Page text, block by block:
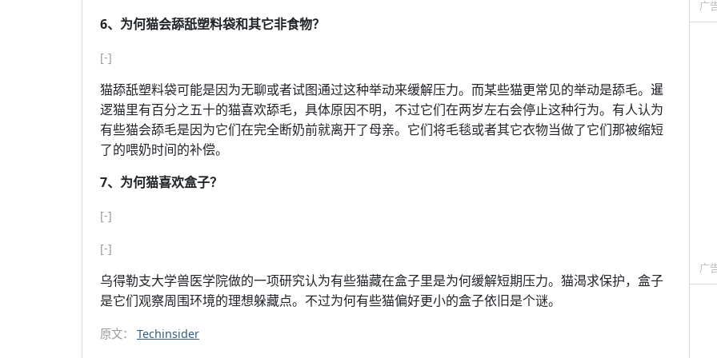
6、为何猫会舔舐塑料袋和其它非食物？
[-]
猫舔舐塑料袋可能是因为无聊或者试图通过这种举动来缓解压力。而某些猫更常见的举动是舔毛。暹
逻猫里有百分之五十的猫喜欢舔毛，具体原因不明，不过它们在两岁左右会停止这种行为。有人认为
有些猫会舔毛是因为它们在完全断奶前就离开了母亲。它们将毛毯或者其它衣物当做了它们那被缩短
了的喂奶时间的补偿。
7、为何猫喜欢盒子？
[-]
[-]
乌得勒支大学兽医学院做的一项研究认为有些猫藏在盒子里是为何缓解短期压力。猫渴求保护，盒子
是它们观察周围环境的理想躲藏点。不过为何有些猫偏好更小的盒子依旧是个谜。
原文： Techinsider
广
广